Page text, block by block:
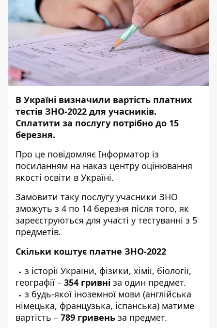
В Україні визначили вартість платних
тестів ЗНО-2022 для учасників.
Сплатити за послугу потрібно до 15
березня.
Про це повідомляє Інформатор із
посиланням на наказ центру оцінювання
якості освіти в Україні.
Замовити таку послугу учасники ЗНО
зможуть з 4 по 14 березня після того, як
зареєструються для участі у тестуванні з 5
предметів.
Скільки коштує платне ЗНО-2022
з історії України, фізики, хімії, біології,
географії – 354 гривні за один предмет.
з будь-якої іноземної мови (англійська
німецька, французька, іспанська) матиме
вартість – 789 гривень за предмет.